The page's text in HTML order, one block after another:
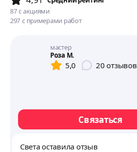
87 с акциями
297 с примерами работ
мастер
Роза М.
5,0 20 отзывов
Связаться
Света оставила отзыв